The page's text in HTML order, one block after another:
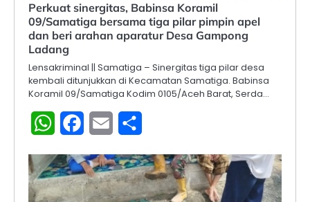
Perkuat sinergitas, Babinsa Koramil
09/Samatiga bersama tiga pilar pimpin apel
dan beri arahan aparatur Desa Gampong
Ladang
Lensakriminal || Samatiga – Sinergitas tiga pilar desa
kembali ditunjukkan di Kecamatan Samatiga. Babinsa
Koramil 09/Samatiga Kodim 0105/Aceh Barat, Serda…
WhatsAppFacebook
Email